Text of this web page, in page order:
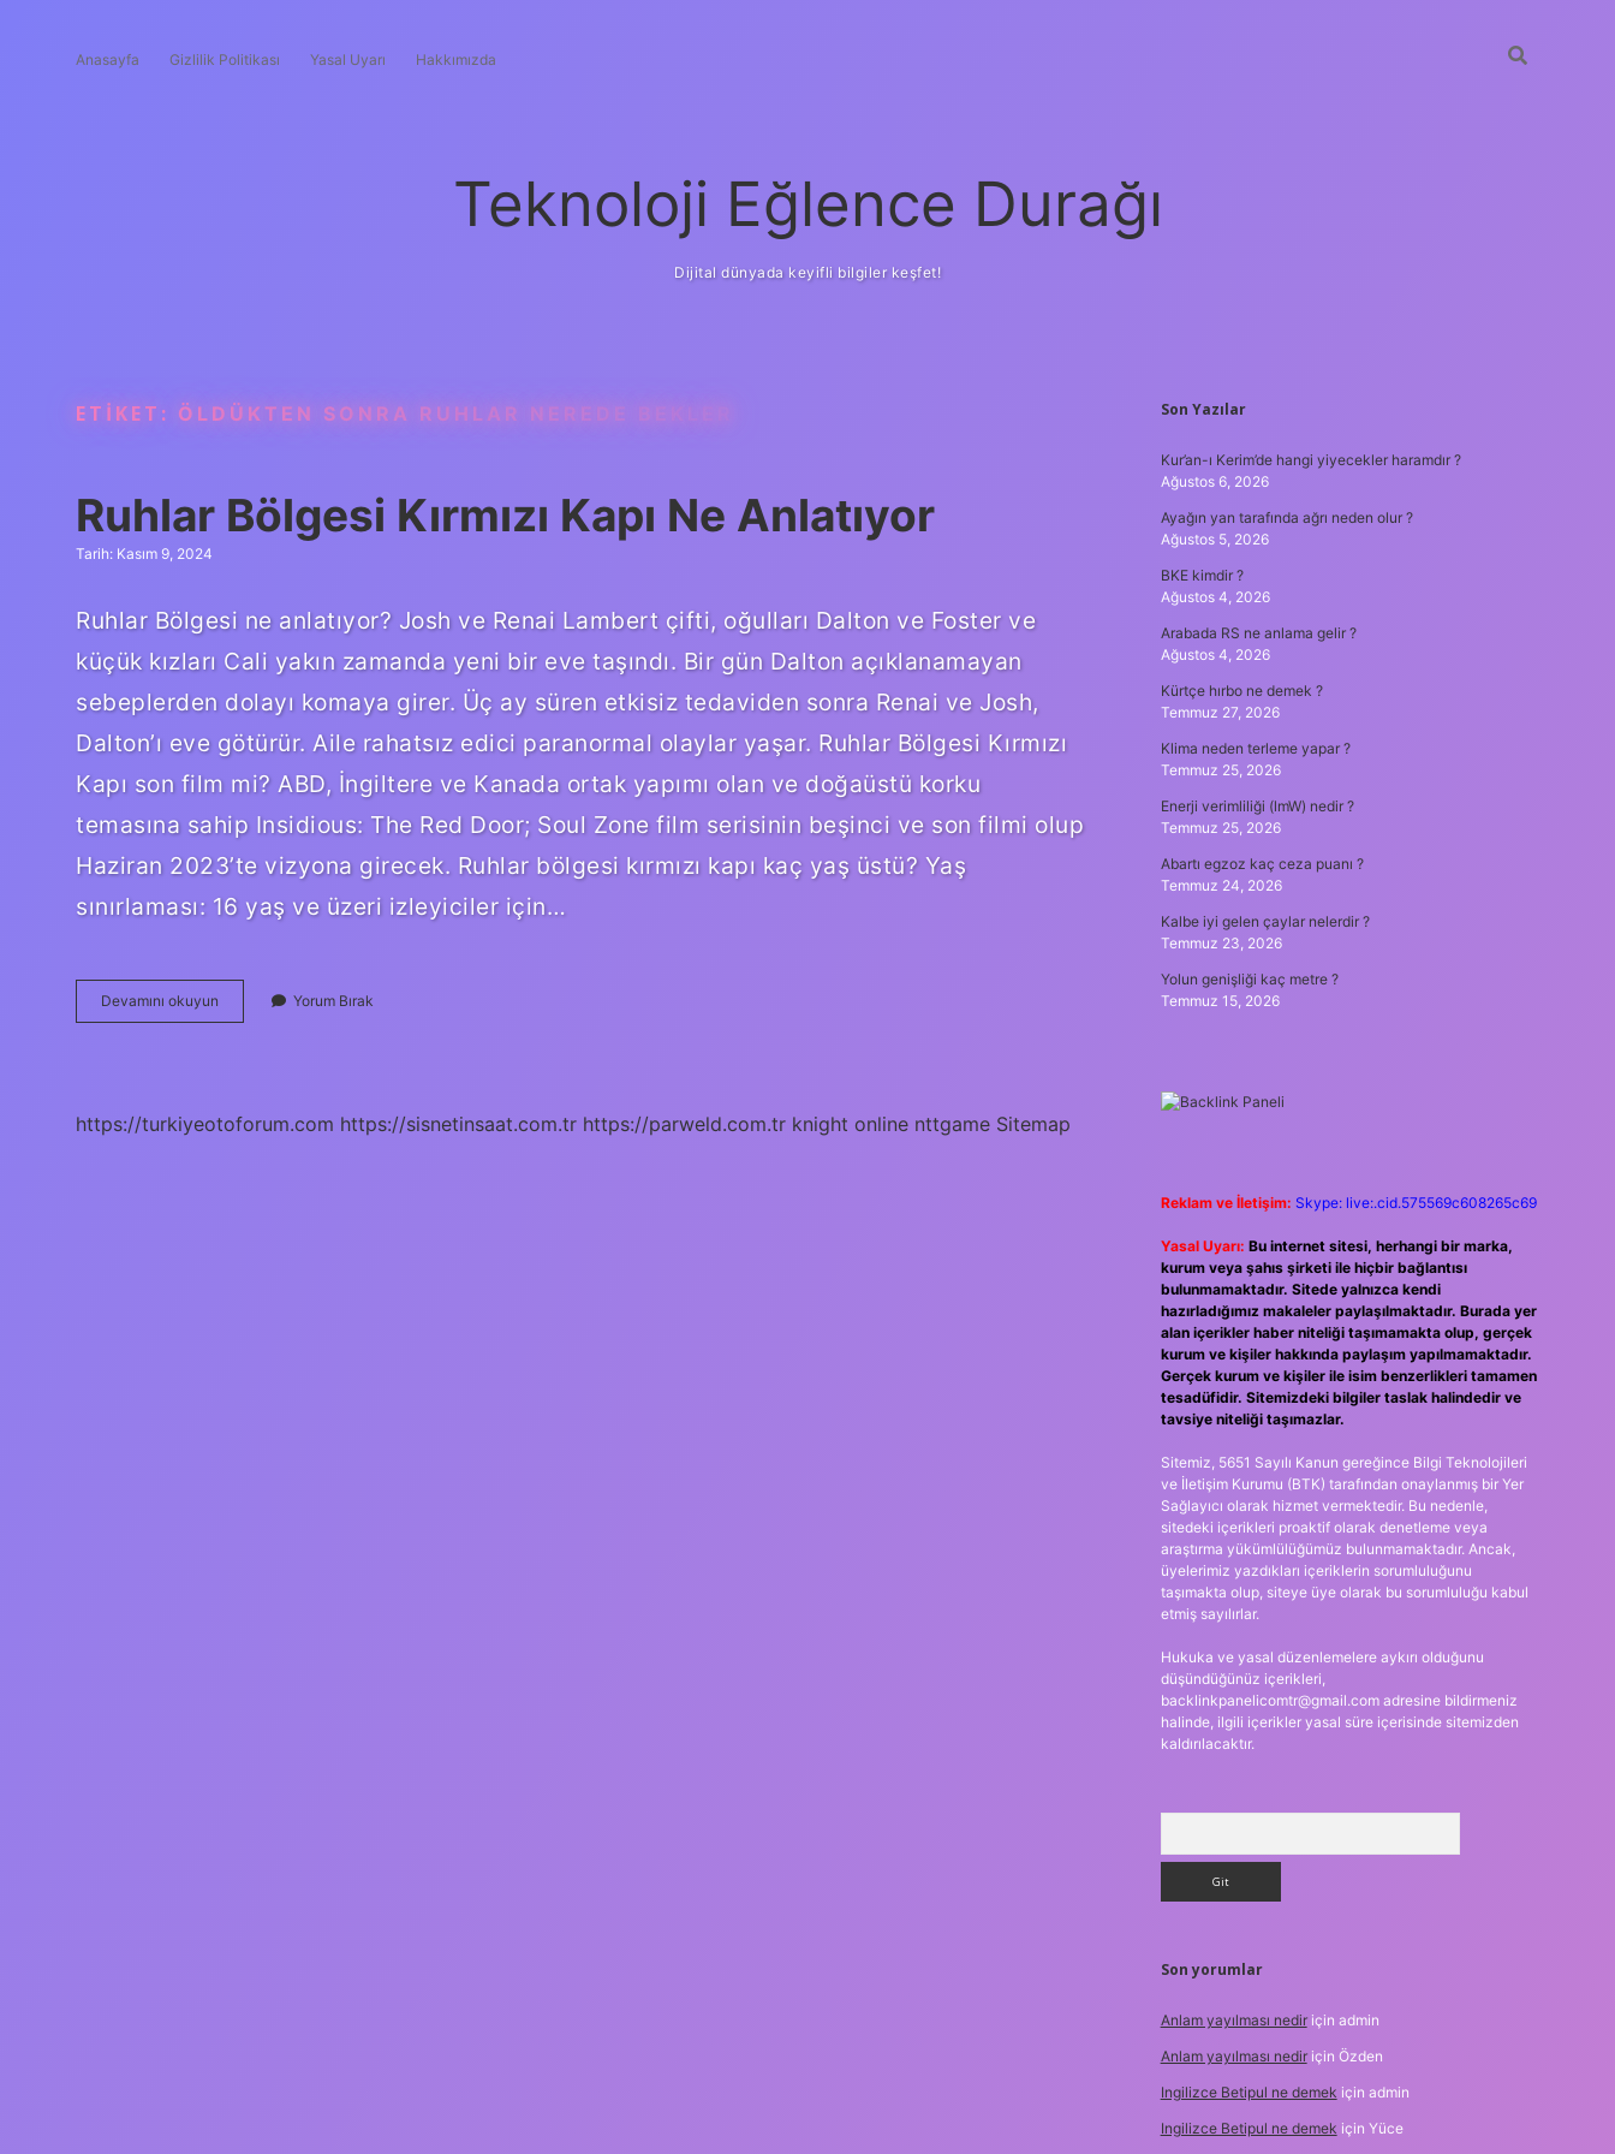
Anasayfa Gizlilik Politikası Yasal Uyarı Hakkımızda
Teknoloji Eğlence Durağı
Dijital dünyada keyifli bilgiler keşfet!
ETIKET: ÖLDÜKTEN SONRA RUHLAR NEREDE BEKLER
Ruhlar Bölgesi Kırmızı Kapı Ne Anlatıyor
Tarih: Kasım 9, 2024
Ruhlar Bölgesi ne anlatıyor? Josh ve Renai Lambert çifti, oğulları Dalton ve Foster ve
küçük kızları Cali yakın zamanda yeni bir eve taşındı. Bir gün Dalton açıklanamayan
sebeplerden dolayı komaya girer. Üç ay süren etkisiz tedaviden sonra Renai ve Josh,
Dalton’ı eve götürür. Aile rahatsız edici paranormal olaylar yaşar. Ruhlar Bölgesi Kırmızı
Kapı son film mi? ABD, İngiltere ve Kanada ortak yapımı olan ve doğaüstü korku
temasına sahip Insidious: The Red Door; Soul Zone film serisinin beşinci ve son filmi olup
Haziran 2023’te vizyona girecek. Ruhlar bölgesi kırmızı kapı kaç yaş üstü? Yaş
sınırlaması: 16 yaş ve üzeri izleyiciler için…
Devamını okuyun
Bölgesi
Yorum Bırak
https://turkiyeotoforum.com https://sisnetinsaat.com.tr https://parweld.com.tr knight online nttgame Sitemap
SIDEBAR
Son Yazılar
Kur’an-ı Kerim’de hangi yiyecekler haramdır ?
Ağustos 6, 2026
Ayağın yan tarafında ağrı neden olur ?
Ağustos 5, 2026
BKE kimdir ?
Ağustos 4, 2026
Arabada RS ne anlama gelir ?
Ağustos 4, 2026
Kürtçe hırbo ne demek ?
Temmuz 27, 2026
Klima neden terleme yapar ?
Temmuz 25, 2026
Enerji verimliliği (lmW) nedir ?
Temmuz 25, 2026
Abartı egzoz kaç ceza puanı ?
Temmuz 24, 2026
Kalbe iyi gelen çaylar nelerdir ?
Temmuz 23, 2026
Yolun genişliği kaç metre ?
Temmuz 15, 2026
Reklam ve İletişim: Skype: live:.cid.575569c608265c69
Yasal Uyarı: Bu internet sitesi, herhangi bir marka,
kurum veya şahıs şirketi ile hiçbir bağlantısı
bulunmamaktadır. Sitede yalnızca kendi
hazırladığımız makaleler paylaşılmaktadır. Burada yer
alan içerikler haber niteliği taşımamakta olup, gerçek
kurum ve kişiler hakkında paylaşım yapılmamaktadır.
Gerçek kurum ve kişiler ile isim benzerlikleri tamamen
tesadüfidir. Sitemizdeki bilgiler taslak halindedir ve
tavsiye niteliği taşımazlar.
Sitemiz, 5651 Sayılı Kanun gereğince Bilgi Teknolojileri
ve İletişim Kurumu (BTK) tarafından onaylanmış bir Yer
Sağlayıcı olarak hizmet vermektedir. Bu nedenle,
sitedeki içerikleri proaktif olarak denetleme veya
araştırma yükümlülüğümüz bulunmamaktadır. Ancak,
üyelerimiz yazdıkları içeriklerin sorumluluğunu
taşımakta olup, siteye üye olarak bu sorumluluğu kabul
etmiş sayılırlar.
Hukuka ve yasal düzenlemelere aykırı olduğunu
düşündüğünüz içerikleri,
backlinkpanelicomtr@gmail.comadresine bildirmeniz
halinde, ilgili içerikler yasal süre içerisinde sitemizden
kaldırılacaktır.
Son yorumlar
Anlam yayılması nediriçin admin
Anlam yayılması nediriçin Özden
Ingilizce Betipul ne demek için admin
Ingilizce Betipul ne demek için Yüce